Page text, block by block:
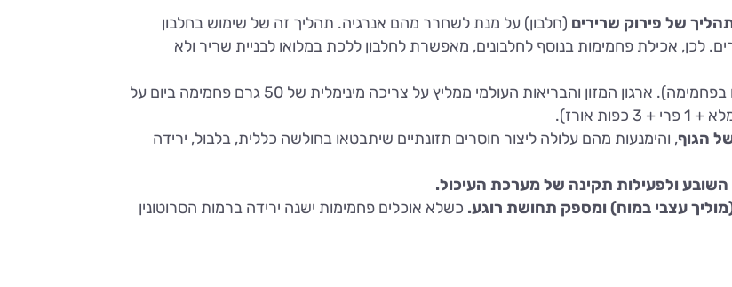
של פירוק שרירים (חלבון) על מנת לשחרר מהם אנרגיה. תהליך זה של שימוש בחלבון
לכן, אכילת פחמימות בנוסף לחלבונים, מאפשרת לחלבון ללכת במלואו לבניית שריר ולא
(חד סוכר שמקורו בפחמימה). ארגון המזון והבריאות העולמי ממליץ על צריכה מינימלית של 50 גרם פחמימה ביום על
הגוף, והימנעות מהם עלולה ליצור חוסרים תזונתיים שיתבטאו בחולשה כללית, בלבול, ירידה
ולפעילות תקינה של מערכת העיכול.
עצבי במוח) ומספק תחושת רוגע. כשלא אוכלים פחמימות ישנה ירידה ברמות הסרוטונין